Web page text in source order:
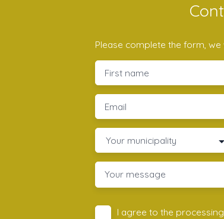
Please complete the form, we
First name
Email
Your municipality
Your message
I agree to the